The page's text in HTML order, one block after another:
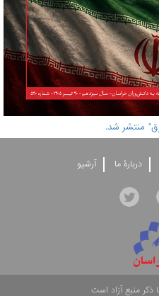
دربارۀ ما آرشيو
منبع آزاد است